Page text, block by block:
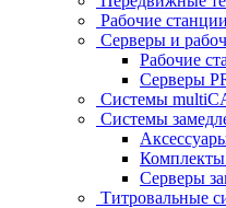
Рабочие
Серверы и
Рабочие
Серверы
Системы
Системы
Серверы
Титровальные